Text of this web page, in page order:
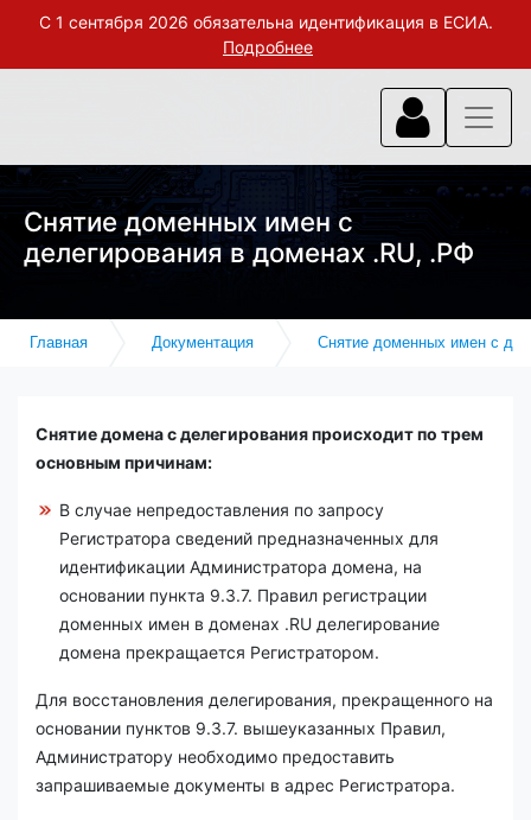
С 1 сентября 2026 обязательна идентификация в ЕСИА.
Подробнее
Снятие доменных имен с
делегирования в доменах .RU, .РФ
Главная Документация Снятие доменных имен с
Снятие домена с делегирования происходит по трем
основным причинам:
В случае непредоставления по запросу
Регистратора сведений предназначенных для
идентификации Администратора домена, на
основании пункта 9.3.7. Правил регистрации
доменных имен в доменах .RU делегирование
домена прекращается Регистратором.
Для восстановления делегирования, прекращенного на
основании пунктов 9.3.7. вышеуказанных Правил,
Администратору необходимо предоставить
запрашиваемые документы в адрес Регистратора.